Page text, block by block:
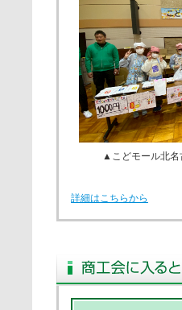
▲こど
詳細はこちらから